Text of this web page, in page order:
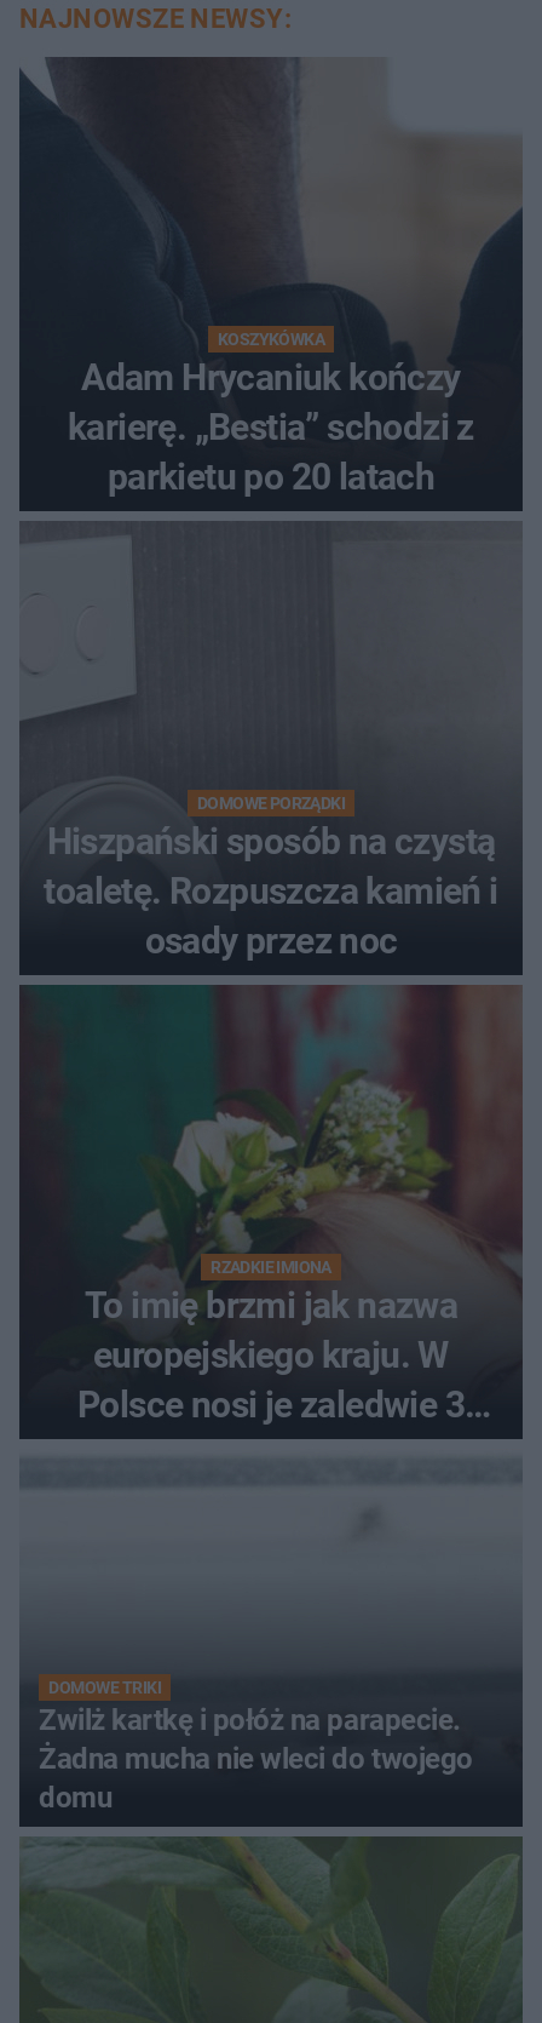
NAJNOWSZE NEWSY:
KOSZYKÓWKA
Adam Hrycaniuk kończy
karierę. „Bestia” schodzi z
parkietu po 20 latach
DOMOWE PORZĄDKI
Hiszpański sposób na czystą
toaletę. Rozpuszcza kamień i
osady przez noc
RZADKIE IMIONA
To imię brzmi jak nazwa
europejskiego kraju. W
Polsce nosi je zaledwie 3
DOMOWE TRIKI
Zwilż kartkę i połóż na parapecie.
Żadna mucha nie wleci do twojego
domu